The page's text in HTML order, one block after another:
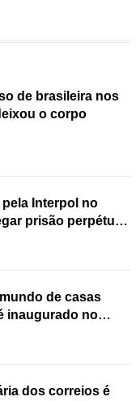
de brasileira nos
o corpo
Interpol no
prisão perpétua
de casas
inaugurado no
dos correios é